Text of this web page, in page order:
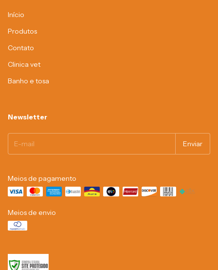
Início
Produtos
Contato
Clinica vet
Banho e tosa
Newsletter
Meios de pagamento
Meios de envio